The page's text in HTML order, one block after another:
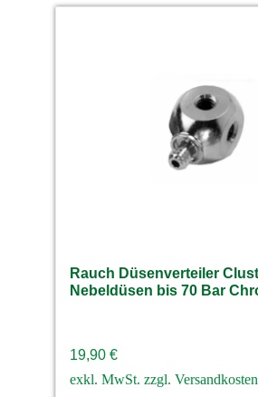
Rauch Düsenverteiler
Nebeldüsen bis 70 Bar
19,90 €